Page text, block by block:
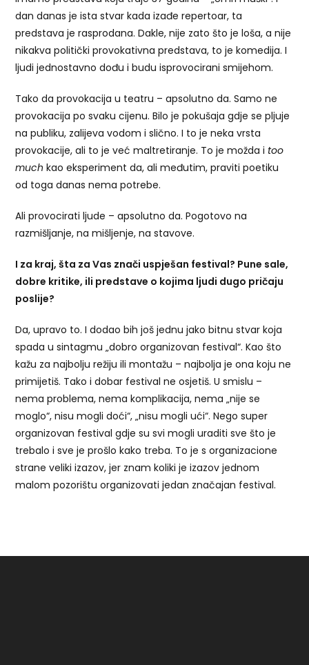
dan danas je ista stvar kada izađe repertoar, ta
predstava je rasprodana. Dakle, nije zato što je loša, a nije
nikakva politički provokativna predstava, to je komedija. I
ljudi jednostavno dođu i budu isprovocirani smijehom.
Tako da provokacija u teatru – apsolutno da. Samo ne
provokacija po svaku cijenu. Bilo je pokušaja gdje se pljuje
na publiku, zalijeva vodom i slično. I to je neka vrsta
provokacije, ali to je već maltretiranje. To je možda i too
much kao eksperiment da, ali međutim, praviti poetiku
od toga danas nema potrebe.
Ali provocirati ljude – apsolutno da. Pogotovo na
razmišljanje, na mišljenje, na stavove.
I za kraj, šta za Vas znači uspješan festival? Pune sale,
dobre kritike, ili predstave o kojima ljudi dugo pričaju
poslije?
Da, upravo to. I dodao bih još jednu jako bitnu stvar koja
spada u sintagmu „dobro organizovan festival“. Kao što
kažu za najbolju režiju ili montažu – najbolja je ona koju ne
primijetiš. Tako i dobar festival ne osjetiš. U smislu –
nema problema, nema komplikacija, nema „nije se
moglo“, nisu mogli doći“, „nisu mogli ući“. Nego super
organizovan festival gdje su svi mogli uraditi sve što je
trebalo i sve je prošlo kako treba. To je s organizacione
strane veliki izazov, jer znam koliki je izazov jednom
malom pozorištu organizovati jedan značajan festival.